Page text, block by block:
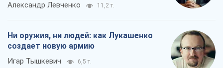
Александр Левченко 11,2 т.
Ни оружия, ни людей: как Лукашенко
создает новую армию
Игар Тышкевич 6,5 т.